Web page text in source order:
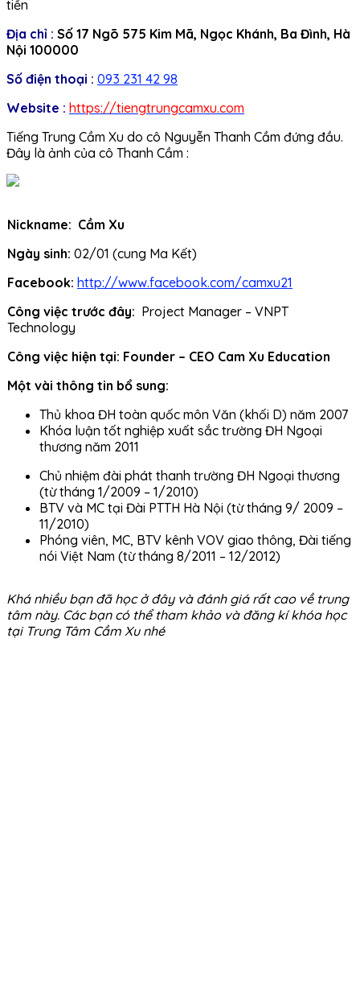
tiền
Địa chỉ : Số 17 Ngõ 575 Kim Mã, Ngọc Khánh, Ba Đình, Hà
Nội 100000
Số điện thoại : 093 231 42 98
Website : https://tiengtrungcamxu.com
Tiếng Trung Cầm Xu do cô Nguyễn Thanh Cầm đứng đầu.
Đây là ảnh của cô Thanh Cầm :
Nickname: Cầm Xu
Ngày sinh: 02/01 (cung Ma Kết)
Facebook: http://www.facebook.com/camxu21
Công việc trước đây: Project Manager – VNPT
Technology
Công việc hiện tại: Founder – CEO Cam Xu Education
Một vài thông tin bổ sung:
Thủ khoa ĐH toàn quốc môn Văn (khối D) năm 2007
Khóa luận tốt nghiệp xuất sắc trường ĐH Ngoại
thương năm 2011
Chủ nhiệm đài phát thanh trường ĐH Ngoại thương
(từ tháng 1/2009 – 1/2010)
BTV và MC tại Đài PTTH Hà Nội (từ tháng 9/ 2009 –
11/2010)
Phóng viên, MC, BTV kênh VOV giao thông, Đài tiếng
nói Việt Nam (từ tháng 8/2011 – 12/2012)
Khá nhiều bạn đã học ở đây và đánh giá rất cao về trung
tâm này. Các bạn có thể tham khảo và đăng kí khóa học
tại Trung Tâm Cầm Xu nhé